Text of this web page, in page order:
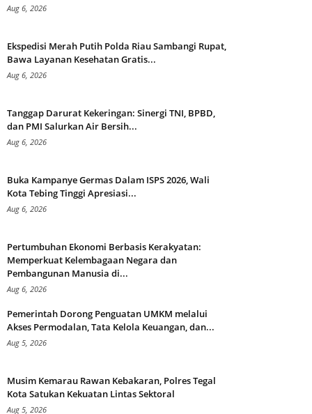
Aug 6, 2026
Ekspedisi Merah Putih Polda Riau Sambangi Rupat,
Bawa Layanan Kesehatan Gratis...
Aug 6, 2026
Tanggap Darurat Kekeringan: Sinergi TNI, BPBD,
dan PMI Salurkan Air Bersih...
Aug 6, 2026
Buka Kampanye Germas Dalam ISPS 2026, Wali
Kota Tebing Tinggi Apresiasi...
Aug 6, 2026
Pertumbuhan Ekonomi Berbasis Kerakyatan:
Memperkuat Kelembagaan Negara dan
Pembangunan Manusia di...
Aug 6, 2026
Pemerintah Dorong Penguatan UMKM melalui
Akses Permodalan, Tata Kelola Keuangan, dan...
Aug 5, 2026
Musim Kemarau Rawan Kebakaran, Polres Tegal
Kota Satukan Kekuatan Lintas Sektoral
Aug 5, 2026